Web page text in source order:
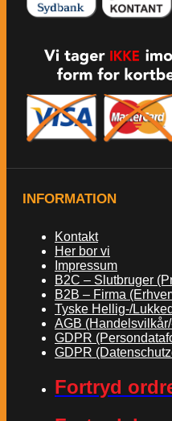
INFORMATION
Kontakt
Her bor vi
Impressum
B2C – Slutbruger
B2B – Firma
Tyske Hellig-/
AGB
GDPR
GDPR
Fortryd